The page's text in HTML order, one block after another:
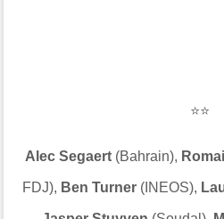
⭐⭐
Alec Segaert(Bahrain),
FDJ), Ben Turner (INEOS),